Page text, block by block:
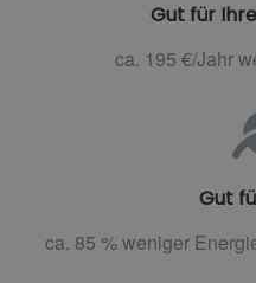
Gut für
ca. 195 €/Jahr
Gut
ca. 85 % weniger